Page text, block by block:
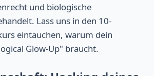
und biologische
Lass uns in den 10-
eintauchen, warum dein
Glow-Up" braucht.